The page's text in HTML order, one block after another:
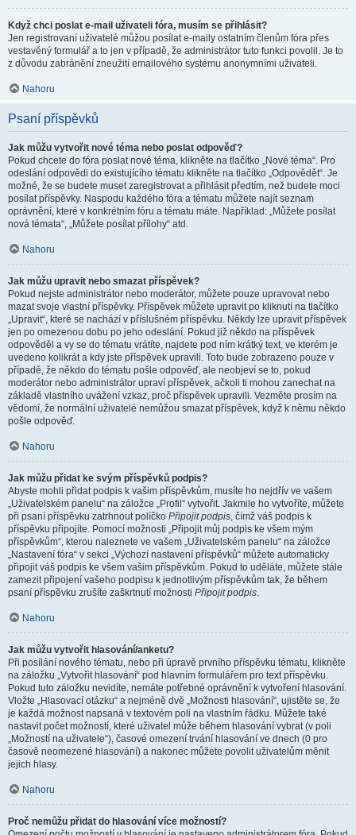
Když chci poslat e-mail uživateli fóra, musím se přihlásit?
Jen registrovaní uživatelé můžou posílat e-maily ostatním členům fóra přes
vestavěný formulář a to jen v případě, že administrátor tuto funkci povolil. Je to
z důvodu zabránění zneužití emailového systému anonymními uživateli.
Nahoru
Psaní příspěvků
Jak můžu vytvořit nové téma nebo poslat odpověď?
Pokud chcete do fóra poslat nové téma, klikněte na tlačítko „Nové téma“. Pro
odeslání odpovědi do existujícího tématu klikněte na tlačítko „Odpovědět“. Je
možné, že se budete muset zaregistrovat a přihlásit předtím, než budete moci
posílat příspěvky. Naspodu každého fóra a tématu můžete najít seznam
oprávnění, které v konkrétním fóru a tématu máte. Například: „Můžete posílat
nová témata“, „Můžete posílat přílohy“ atd.
Nahoru
Jak můžu upravit nebo smazat příspěvek?
Pokud nejste administrátor nebo moderátor, můžete pouze upravovat nebo
mazat svoje vlastní příspěvky. Příspěvek můžete upravit po kliknutí na tlačítko
„Upravit“, které se nachází v příslušném příspěvku. Někdy lze upravit příspěvek
jen po omezenou dobu po jeho odeslání. Pokud již někdo na příspěvek
odpověděl a vy se do tématu vrátíte, najdete pod ním krátký text, ve kterém je
uvedeno kolikrát a kdy jste příspěvek upravili. Toto bude zobrazeno pouze v
případě, že někdo do tématu pošle odpověď, ale neobjeví se to, pokud
moderátor nebo administrátor upraví příspěvek, ačkoli ti mohou zanechat na
základě vlastního uvážení vzkaz, proč příspěvek upravili. Vezměte prosím na
vědomí, že normální uživatelé nemůžou smazat příspěvek, když k němu někdo
pošle odpověď.
Nahoru
Jak můžu přidat ke svým příspěvků podpis?
Abyste mohli přidat podpis k vašim příspěvkům, musíte ho nejdřív ve vašem
„Uživatelském panelu“ na záložce „Profil“ vytvořit. Jakmile ho vytvoříte, můžete
při psaní příspěvku zatrhnout políčko Připojit podpis, čímž váš podpis k
příspěvku připojíte. Pomocí možnosti „Připojit můj podpis ke všem mým
příspěvkům“, kterou naleznete ve vašem „Uživatelském panelu“ na záložce
„Nastavení fóra“ v sekci „Výchozí nastavení příspěvků“ můžete automaticky
připojit váš podpis ke všem vašim příspěvkům. Pokud to uděláte, můžete stále
zamezit připojení vašeho podpisu k jednotlivým příspěvkům tak, že během
psaní příspěvku zrušíte zaškrtnutí možnosti Připojit podpis.
Nahoru
Jak můžu vytvořit hlasování/anketu?
Při posílání nového tématu, nebo při úpravě prvního příspěvku tématu, klikněte
na záložku „Vytvořit hlasování“ pod hlavním formulářem pro text příspěvku.
Pokud tuto záložku nevidíte, nemáte potřebné oprávnění k vytvoření hlasování.
Vložte „Hlasovací otázku“ a nejméně dvě „Možnosti hlasování“, ujistěte se, že
je každá možnost napsaná v textovém poli na vlastním řádku. Můžete také
nastavit počet možností, které uživatel může během hlasování vybrat (v poli
„Možností na uživatele“), časové omezení trvání hlasování ve dnech (0 pro
časově neomezené hlasování) a nakonec můžete povolit uživatelům měnit
jejich hlasy.
Nahoru
Proč nemůžu přidat do hlasování více možností?